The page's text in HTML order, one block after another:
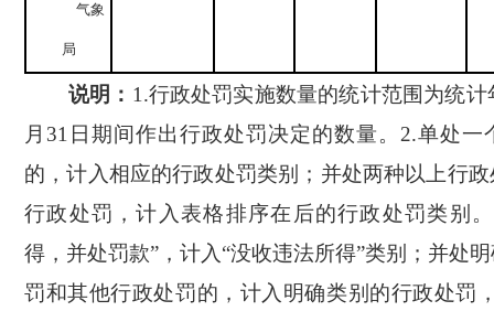
气象
局
说明： 1.行政处罚实施数量的统计范围为统计
月 31 日 期间作出行政处罚决定的数量。 2.单处一
的，计入相应的行政处罚类别；并处两种以上行
行政处罚，计入表格排序在后的行政处罚类别
得，并处罚款”，计入“没收违法所得”类别；并处
罚和其他行政处罚的，计入明确类别的行政处罚